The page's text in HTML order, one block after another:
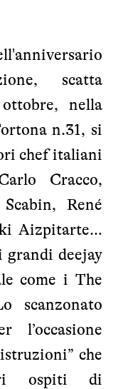
scatta
nella
n.31, si
chef italiani
Cracco,
René
Aizpitarte…
deejay
come i The
scanzonato
l’occasione
che
ospiti di